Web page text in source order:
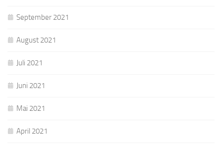
September 2021
August 2021
Juli 2021
Juni 2021
Mai 2021
April 2021